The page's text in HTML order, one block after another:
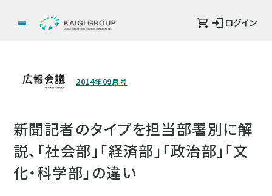
ログイン
2014年09月号
新聞記者のタイプを担当部署別に解
説、「社会部」「経済部」「政治部」「文
化・科学部」の違い